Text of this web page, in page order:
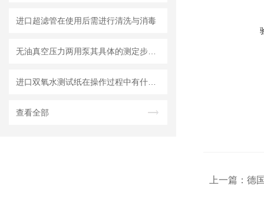
进口超滤管在使用后需进行清洗与消毒
查看全部
上一篇： 德